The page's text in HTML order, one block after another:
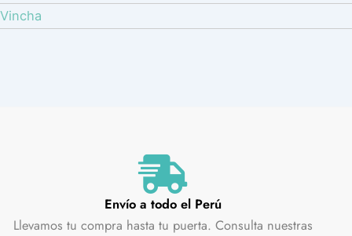
Vincha
Envío a todo el Perú
Llevamos tu compra hasta tu puerta. Consulta nuestras